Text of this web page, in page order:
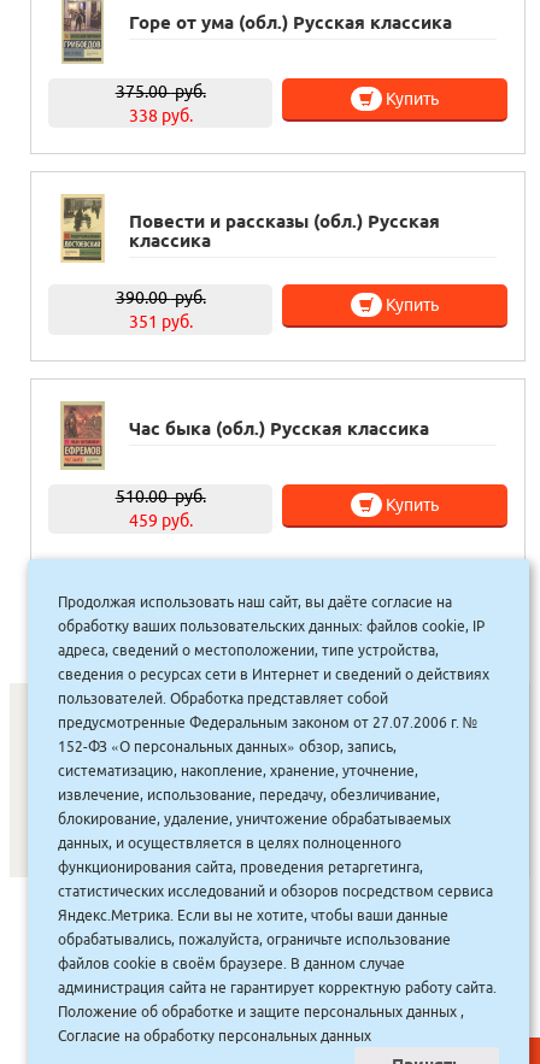
Горе от ума (обл.) Русская классика
375.00руб.
338 руб.
Купить
Повести и рассказы (обл.) Русская
классика
390.00руб.
351 руб.
Купить
Час быка (обл.) Русская классика
510.00руб.
459 руб.
Купить
1 2 3 4 … 13 14 15 »
СОНУННАР|КОМПАНИЯ ТУҺУНАН| МАҔАҺЫЫННАР
АКЦИЯЛАР|ДИСКОНТНАЙ СИСТЕМА|ЮРИДИЧЕСКАЙ
САЙТ СОЗДАН:ООО "ЭЙФОС". ИНФОРМАЦИОННЫЕ
ТЕХНОЛОГИИ
Продолжая использовать наш сайт, вы даёте согласие на
обработку ваших пользовательских данных: файлов cookie, IP
адреса, сведений о местоположении, типе устройства,
сведения о ресурсах сети в Интернет и сведений о действиях
пользователей. Обработка представляет собой
предусмотренные Федеральным законом от 27.07.2006 г. №
152-ФЗ «О персональных данных» обзор, запись,
систематизацию, накопление, хранение, уточнение,
извлечение, использование, передачу, обезличивание,
блокирование, удаление, уничтожение обрабатываемых
данных, и осуществляется в целях полноценного
функционирования сайта, проведения ретаргетинга,
статистических исследований и обзоров посредством сервиса
Яндекс.Метрика. Если вы не хотите, чтобы ваши данные
обрабатывались, пожалуйста, ограничьте использование
файлов cookie в своём браузере. В данном случае
администрация сайта не гарантирует корректную работу сайта.
Положение об обработке и защите персональных данных ,
Согласие на обработку персональных данных